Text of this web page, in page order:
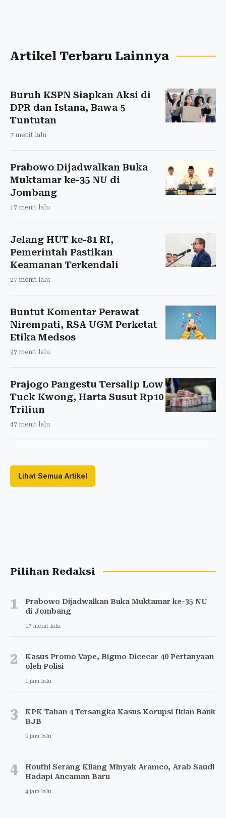
Artikel Terbaru Lainnya
Buruh KSPN Siapkan Aksi di
DPR dan Istana, Bawa 5
Tuntutan
7 menit lalu
Prabowo Dijadwalkan Buka
Muktamar ke-35 NU di
Jombang
17 menit lalu
Jelang HUT ke-81 RI,
Pemerintah Pastikan
Keamanan Terkendali
27 menit lalu
Buntut Komentar Perawat
Nirempati, RSA UGM Perketat
Etika Medsos
37 menit lalu
Prajogo Pangestu Tersalip Low
Tuck Kwong, Harta Susut Rp10
Triliun
47 menit lalu
Lihat Semua Artikel
Pilihan Redaksi
1
Prabowo Dijadwalkan Buka Muktamar ke-35 NU
di Jombang
17 menit lalu
2
Kasus Promo Vape, Bigmo Dicecar 40 Pertanyaan
oleh Polisi
1 jam lalu
3
KPK Tahan 4 Tersangka Kasus Korupsi Iklan Bank
BJB
2 jam lalu
4
Houthi Serang Kilang Minyak Aramco, Arab Saudi
Hadapi Ancaman Baru
4 jam lalu